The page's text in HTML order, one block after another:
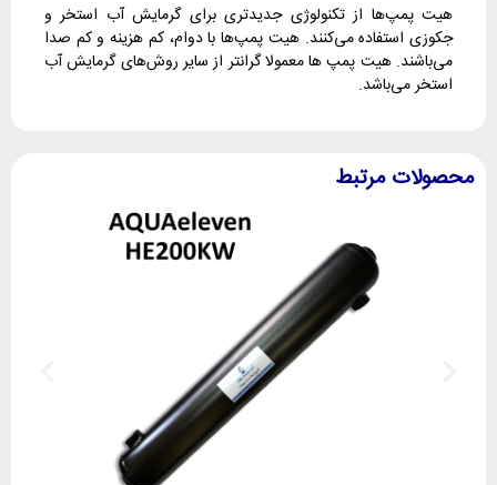
هیت پمپ‌ها از تکنولوژی جدیدتری برای گرمایش آب استخر و
جکوزی استفاده می‌کنند. هیت پمپ‌ها با دوام، کم هزینه و کم صدا
می‌باشند. هیت پمپ ها معمولا گرانتر از سایر روش‌های گرمایش آب
استخر می‌باشد.
محصولات مرتبط